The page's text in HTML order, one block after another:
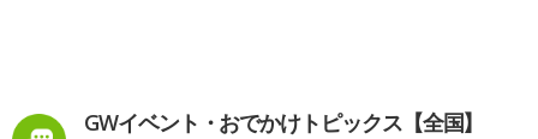
GWイベント・おでかけトピックス【全国】